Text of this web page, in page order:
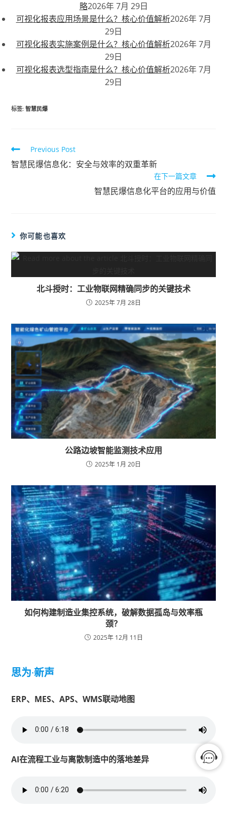
略2026年 7月 29日
可视化报表应用场景是什么？核心价值解析2026年 7月
29日
可视化报表实施案例是什么？核心价值解析2026年 7月
29日
可视化报表选型指南是什么？核心价值解析2026年 7月
29日
标签:智慧民爆
Previous Post
智慧民爆信息化：安全与效率的双重革新
在下一篇文章
智慧民爆信息化平台的应用与价值
你可能也喜欢
北斗授时：工业物联网精确同步的关键技术
2025年 7月 28日
公路边坡智能监测技术应用
2025年 1月 20日
如何构建制造业集控系统，破解数据孤岛与效率瓶
颈？
2025年 12月 11日
思为·新声
ERP、MES、APS、WMS联动地图
AI在流程工业与离散制造中的落地差异